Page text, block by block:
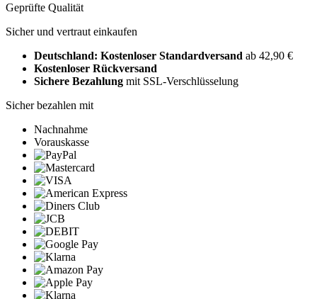
Geprüfte Qualität
Sicher und vertraut einkaufen
Deutschland: Kostenloser Standardversand ab 42,90 €
Kostenloser Rückversand
Sichere Bezahlung mit SSL-Verschlüsselung
Sicher bezahlen mit
Nachnahme
Vorauskasse